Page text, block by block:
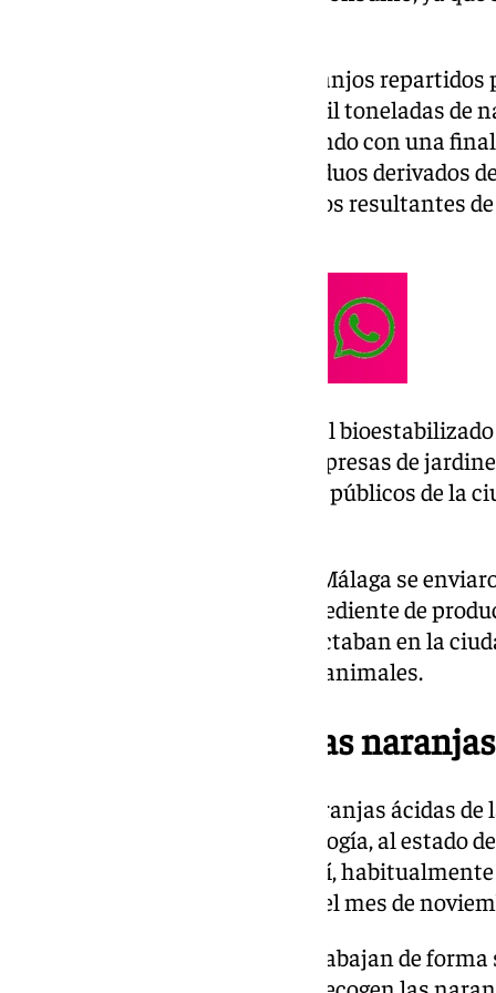
Concretamente, hay 11.645 naranjos
supone la recogida de más de mil toneladas de
estas naranjas no se están usando con una
vertedero (junto al resto de residuos derivados
verdes y otros residuos biológicos resultantes
La finalidad es elaborar material
de manera periódica por las empresas de
abono en los parques y jardines públicos de la
El año pasado, las naranjas de Málaga se
aceite concentrado y como ingrediente de
años, estas frutas que se recolectaban en la
transformarlas en pienso para animales.
¿Cuándo se recogen las
El periodo de recogida de las naranjas ácidas
variaciones debido a la climatología, al estado
criterios de eficiencia, etc. Eso sí,
comprendido entre mediados del mes de
Los cuatro lotes de jardinería trabajan de